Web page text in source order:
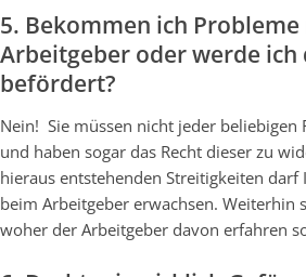
5. Bekommen ich
Arbeitgeber oder werde ich
befördert?
Nein! Sie müssen nicht jeder beliebigen
und haben sogar das Recht dieser zu
hieraus entstehenden Streitigkeiten darf
beim Arbeitgeber erwachsen. Weiterhin
woher der Arbeitgeber davon erfahren